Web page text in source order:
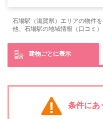
石場駅（滋賀県）エリアの物件
他、石場駅の地域情報（口コミ
建物ごとに表示
条件にあ